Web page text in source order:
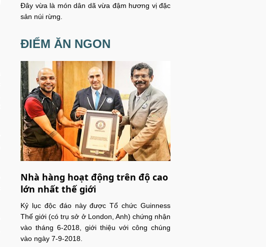
Đây vừa là món dân dã vừa đậm hương vị đặc
sản núi rừng.
ĐIỂM ĂN NGON
Nhà hàng hoạt động trên độ cao
lớn nhất thế giới
Kỷ lục độc đáo này được Tổ chức Guinness
Thế giới (có trụ sở ở London, Anh) chứng nhận
vào tháng 6-2018, giới thiệu với công chúng
vào ngày 7-9-2018.